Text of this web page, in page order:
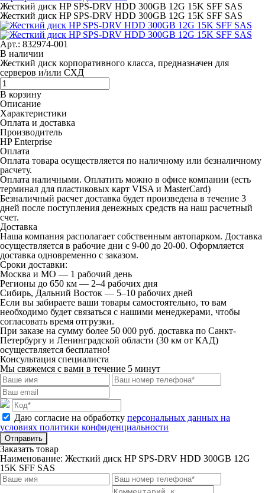
Жесткий диск HP SPS-DRV HDD 300GB 12G 15K SFF SAS
Жесткий диск HP SPS-DRV HDD 300GB 12G 15K SFF SAS
Арт.: 832974-001
В наличии
Жесткий диск корпоративного класса, предназначен для
серверов и/или СХД
В корзину
Описание
Характеристики
Оплата и доставка
Производитель
HP Enterprise
Оплата
Оплата товара осуществляется по наличному или безналичному
расчету.
Оплата наличными. Оплатить можно в офисе компании (есть
терминал для пластиковых карт VISA и MasterCard)
Безналичный расчет доставка будет произведена в течение 3
дней после поступления денежных средств на наш расчетный
счет.
Доставка
Наша компания располагает собственным автопарком. Доставка
осуществляется в рабочие дни с 9-00 до 20-00. Оформляется
доставка одновременно с заказом.
Сроки доставки:
Москва и МО — 1 рабочий день
Регионы до 650 км — 2–4 рабочих дня
Сибирь, Дальний Восток — 5–10 рабочих дней
Если вы забираете ваши товары самостоятельно, то вам
необходимо будет связаться с нашими менеджерами, чтобы
согласовать время отгрузки.
При заказе на сумму более 50 000 руб. доставка по Санкт-
Петербургу и Ленинградской области (30 км от КАД)
осуществляется бесплатно!
Консультация специалиста
Мы свяжемся с вами в течение 5 минут
Даю согласие на обработку персональных данных на
условиях политики конфиденциальности
Отправить
Заказать товар
Наименование: Жесткий диск HP SPS-DRV HDD 300GB 12G
15K SFF SAS